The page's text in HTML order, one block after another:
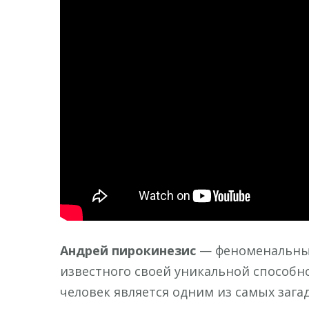
Андрей пирокинезис —
известного своей уникальной
человек является одним из самых